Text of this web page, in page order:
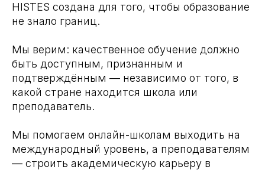
HISTES создана для того, чтобы образование
не знало границ.
Мы верим: качественное обучение должно
быть доступным, признанным и
подтверждённым — независимо от того, в
какой стране находится школа или
преподаватель.
Мы помогаем онлайн-школам выходить на
международный уровень, а преподавателям
— строить академическую карьеру в